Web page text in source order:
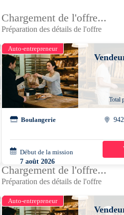
Chargement de l'offre...
Préparation des détails de l'offre
Auto-entrepreneur
Total
Boulangerie
Début de la mission
7 août 2026
09h30 - 18h00
1
Chargement de l'offre...
Préparation des détails de l'offre
Auto-entrepreneur